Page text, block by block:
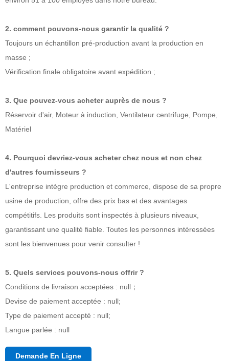
2. comment pouvons-nous garantir la qualité ?
Toujours un échantillon pré-production avant la production en
masse ;
Vérification finale obligatoire avant expédition ;
3. Que pouvez-vous acheter auprès de nous ?
Réservoir d'air, Moteur à induction, Ventilateur centrifuge, Pompe,
Matériel
4. Pourquoi devriez-vous acheter chez nous et non chez
d'autres fournisseurs ?
L'entreprise intègre production et commerce, dispose de sa propre
usine de production, offre des prix bas et des avantages
compétitifs. Les produits sont inspectés à plusieurs niveaux,
garantissant une qualité fiable. Toutes les personnes intéressées
sont les bienvenues pour venir consulter !
5. Quels services pouvons-nous offrir ?
Conditions de livraison acceptées : null；
Devise de paiement acceptée : null;
Type de paiement accepté : null;
Langue parlée : null
Demande En Ligne